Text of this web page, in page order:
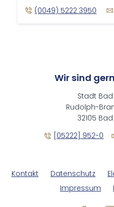
(0049) 5222 3950
Wir sind
Stadt
Rudolph-
32105
[05222] 952-0
Kontakt Datenschutz
Impressum